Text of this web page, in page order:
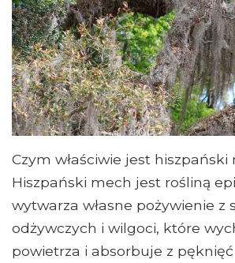
Czym właściwie jest hiszpański
Hiszpański mech jest rośliną
wytwarza własne pożywienie z
odżywczych i wilgoci, które
powietrza i absorbuje z pęknięć